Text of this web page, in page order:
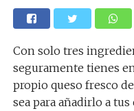
Con solo tres
seguramente tienes
propio queso fresco
sea para añadirlo a